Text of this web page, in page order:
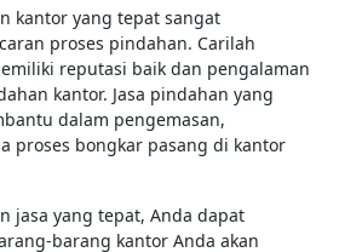
kantor yang tepat sangat
proses pindahan. Carilah
reputasi baik dan pengalaman
kantor. Jasa pindahan yang
dalam pengemasan,
proses bongkar pasang di kantor
jasa yang tepat, Anda dapat
barang kantor Anda akan